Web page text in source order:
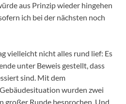
aus Prinzip wieder hingehen
ich bei der nächsten noch
vielleicht nicht alles rund lief: Es
unter Beweis gestellt, dass
sind. Mit dem
wurden zwei
großer Runde besprochen. Und